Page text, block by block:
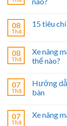
08
Th8
15 tiêu
08
Th8
Xe nâng
thế nào?
07
Th8
Hướng
bàn
07
Th8
Xe nâng